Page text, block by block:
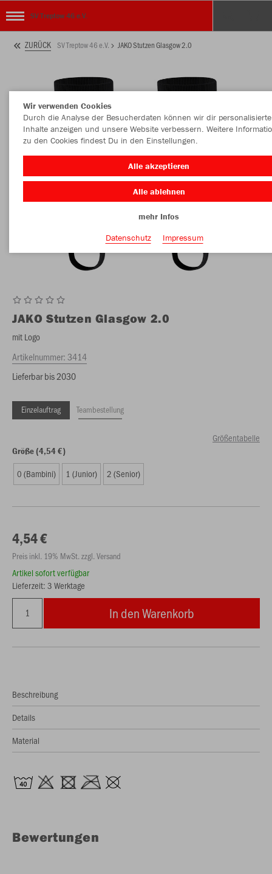
SV Treptow 46 e.V.
ZURÜCK SV Treptow 46 e.V. JAKO Stutzen Glasgow 2.0
JAKO Stutzen Glasgow 2.0
mit Logo
Artikelnummer:3414
Lieferbar bis 2030
Einzelauftrag Teambestellung
Größentabelle
Größe (4,54 €)
0 (Bambini) 1 (Junior) 2 (Senior)
4,54 €
Preis inkl. 19% MwSt. zzgl. Versand
Artikel sofort verfügbar
Lieferzeit: 3 Werktage
In den Warenkorb
Beschreibung
Details
Material
Bewertungen
Wir verwenden Cookies
Durch die Analyse der Besucherdaten können wir dir personalisierte
Inhalte anzeigen und unsere Website verbessern. Weitere
zu den Cookies findest Du in den Einstellungen.
Alle akzeptieren
Alle ablehnen
mehr Infos
Datenschutz
Impressum